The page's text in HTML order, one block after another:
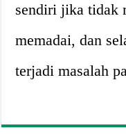
sendiri jika tidak
memadai, dan
terjadi masalah